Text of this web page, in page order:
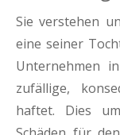
Sie verstehen
eine seiner
Unternehmen
zufällige,
haftet. Dies